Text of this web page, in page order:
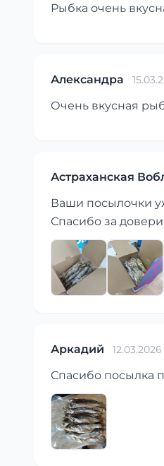
Рыбка очень
Александра
Очень вкусная
Астраханская
Ваши посылочки
Спасибо за
Аркадий 12.03.2026
Спасибо посылка